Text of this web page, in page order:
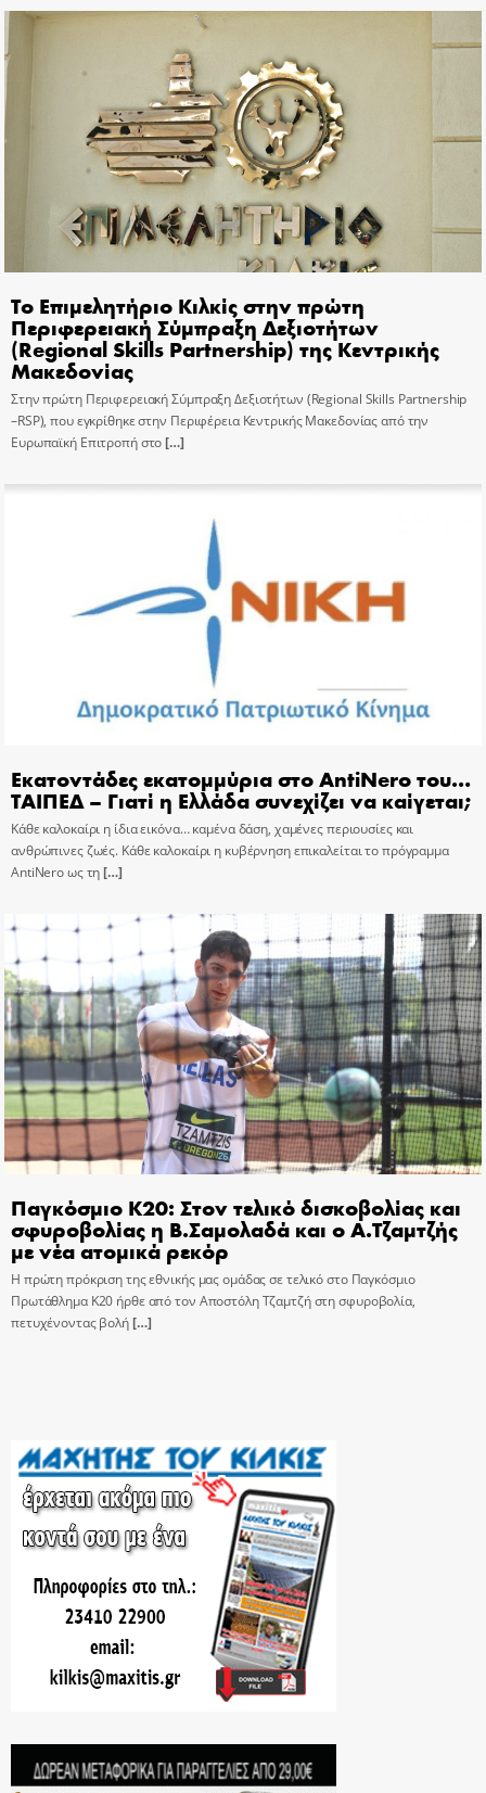
Το Επιμελητήριο Κιλκίς στην πρώτη
Περιφερειακή Σύμπραξη Δεξιοτήτων
(Regional Skills Partnership) της Κεντρικής
Μακεδονίας
Στην πρώτη Περιφερειακή Σύμπραξη Δεξιοτήτων (Regional Skills Partnership
–RSP), που εγκρίθηκε στην Περιφέρεια Κεντρικής Μακεδονίας από την
Ευρωπαϊκή Επιτροπή στο[…]
Εκατοντάδες εκατομμύρια στο AntiNero του…
ΤΑΙΠΕΔ – Γιατί η Ελλάδα συνεχίζει να καίγεται;
Κάθε καλοκαίρι η ίδια εικόνα… καμένα δάση, χαμένες περιουσίες και
ανθρώπινες ζωές. Κάθε καλοκαίρι η κυβέρνηση επικαλείται το πρόγραμμα
AntiNero ως τη[…]
Παγκόσμιο Κ20: Στον τελικό δισκοβολίας και
σφυροβολίας η Β.Σαμολαδά και ο Α.Τζαμτζής
με νέα ατομικά ρεκόρ
Η πρώτη πρόκριση της εθνικής μας ομάδας σε τελικό στο Παγκόσμιο
Πρωτάθλημα Κ20 ήρθε από τον Αποστόλη Τζαμτζή στη σφυροβολία,
πετυχένοντας βολή[…]